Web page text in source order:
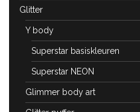
Glitter
Y body
Superstar basiskleuren
Superstar NEON
Glimmer body art